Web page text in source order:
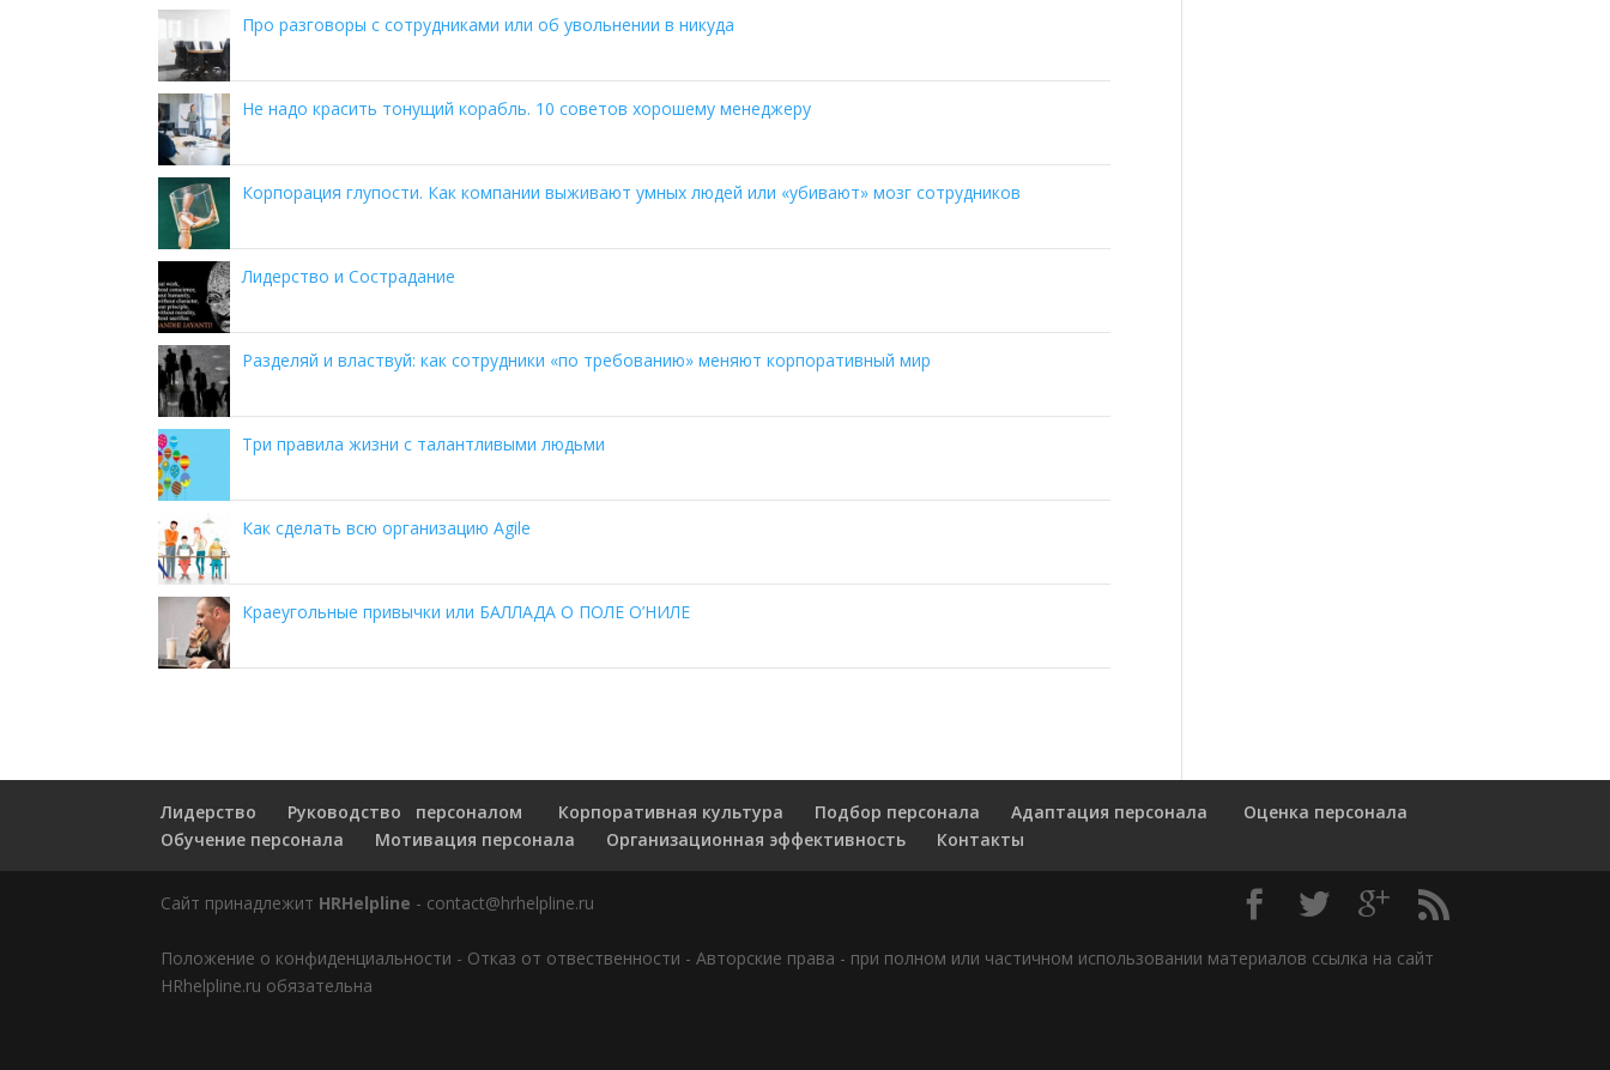
Про разговоры с сотрудниками или об увольнении в никуда
Не надо красить тонущий корабль. 10 советов хорошему менеджеру
Корпорация глупости. Как компании выживают умных людей или «убивают» мозг сотрудников
Лидерство и Сострадание
Разделяй и властвуй: как сотрудники «по требованию» меняют корпоративный мир
Три правила жизни с талантливыми людьми
Как сделать всю организацию Agile
Краеугольные привычки или БАЛЛАДА О ПОЛЕ О’НИЛЕ
Лидерство Руководство персоналом Корпоративная культура Подбор персонала Адаптация персонала
Оценка персонала
Обучение персонала
Мотивация персонала Организационная эффективность Контакты
Сайт принадлежит HRHelpline - contact@hrhelpline.ru
Положение о конфиденциальности - Отказ от отвественности -Авторские права - при полном или частичном использовании материалов ссылка на сайт
HRhelpline.ru обязательна